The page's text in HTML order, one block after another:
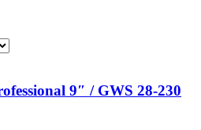
9″ / GWS 28-230